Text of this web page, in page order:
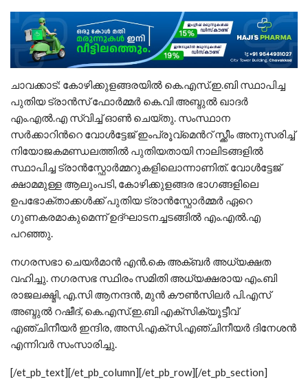
ചാവക്കാട്: കോഴിക്കുളങ്ങരയില്‍ കെ.എസ്.ഇ.ബി സ്ഥാപിച്ച
പുതിയ ട്രാന്‍സ് ഫോര്‍മ്മര്‍ കെ.വി അബ്ദുല്‍ ഖാദര്‍
എം.എല്‍.എ സ്വിച്ച് ഓണ്‍ ചെയ്തു. സംസ്ഥാന
സര്‍ക്കാറിന്‍റെ വോള്‍ട്ടേജ് ഇംപ്രൂവ്മെന്‍റ് സ്ക്കീം അനുസരിച്ച്
നിയോജകമണ്ഡലത്തില്‍ പുതിയതായി നാലിടങ്ങളില്‍
സ്ഥാപിച്ച ട്രാന്‍സ്ഫോര്‍മ്മറുകളിലൊന്നാണിത്. വോള്‍ട്ടേജ്
ക്ഷാമമുള്ള ആലുംപടി, കോഴിക്കുളങ്ങര ഭാഗങ്ങളിലെ
ഉപഭോക്താക്കള്‍ക്ക് പുതിയ ട്രാന്‍സ്ഫോര്‍മ്മര്‍ ഏറെ
ഗുണകരമാകുമെന്ന് ഉദ്ഘാടനച്ചടങ്ങില്‍ എം.എല്‍.എ
പറഞ്ഞു.
നഗരസഭാ ചെയര്‍മാന്‍ എന്‍.കെ അക്ബര്‍ അധ്യക്ഷത
വഹിച്ചു. നഗരസഭ സ്ഥിരം സമിതി അധ്യക്ഷരായ എം.ബി
രാജലക്ഷ്മി, എ.സി ആനന്ദന്‍, മുന്‍ കൗണ്‍സിലര്‍ പി.എസ്
അബ്ദുല്‍ റഷീദ്, കെ.എസ്.ഇ.ബി എക്സിക്യൂട്ടീവ്
എഞ്ചിനീയര്‍ ഇന്ദിര, അസി.എക്സി.എഞ്ചിനീയര്‍ ദിനേശന്‍
എന്നിവര്‍ സംസാരിച്ചു.
[/et_pb_text][/et_pb_column][/et_pb_row][/et_pb_section]